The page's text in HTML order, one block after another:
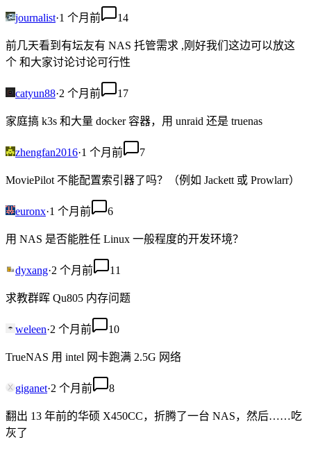
journalist·1 个月前 14
前几天看到有坛友有 NAS 托管需求 ,刚好我们这边可以放这
个 和大家讨论讨论可行性
catyun88·2 个月前 17
家庭搞 k3s 和大量 docker 容器，用 unraid 还是 truenas
zhengfan2016·1 个月前 7
MoviePilot 不能配置索引器了吗？（例如 Jackett 或 Prowlarr）
euronx·1 个月前 6
用 NAS 是否能胜任 Linux 一般程度的开发环境？
dyxang·2 个月前 11
求教群晖 Qu805 内存问题
weleen·2 个月前 10
TrueNAS 用 intel 网卡跑满 2.5G 网络
giganet·2 个月前 8
翻出 13 年前的华硕 X450CC，折腾了一台 NAS，然后……吃
灰了